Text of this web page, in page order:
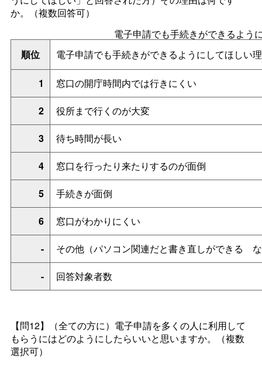
か。（複数回答可）
電子申請でも手続きができるよう
順位
電子申請でも手続きができるようにしてほしい
1 窓口の開庁時間内では行きにくい
2 役所まで行くのが大変
3 待ち時間が長い
4 窓口を行ったり来たりするのが面倒
5 手続きが面倒
6 窓口がわかりにくい
- その他（パソコン関連だと書き直しができ る
- 回答対象者数
【問12】
（全ての方に）電子申請を多くの人に利用して
もらうにはどのようにしたらいいと思いますか。
（複数
選択可）